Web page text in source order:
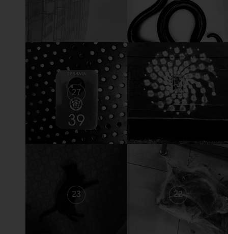
27 26
23 22